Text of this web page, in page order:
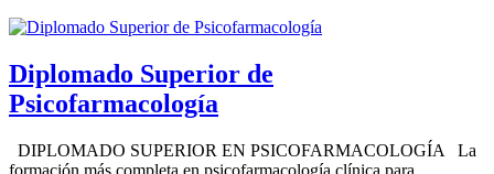
Diplomado Superior de
Psicofarmacología
DIPLOMADO SUPERIOR EN PSICOFARMACOLOGÍA La
formación más completa en psicofarmacología clínica para